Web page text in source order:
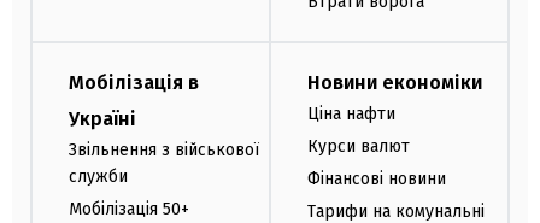
Мобілізація в
Україні
Звільнення з військової
служби
Мобілізація 50+
Новини економіки
Ціна нафти
Курси валют
Фінансові новини
Тарифи на комунальні